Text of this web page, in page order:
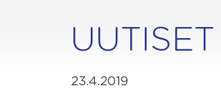
UUTISET
23.4.2019